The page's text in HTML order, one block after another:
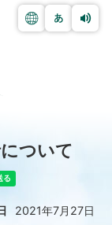
ついて
2021年7月27日